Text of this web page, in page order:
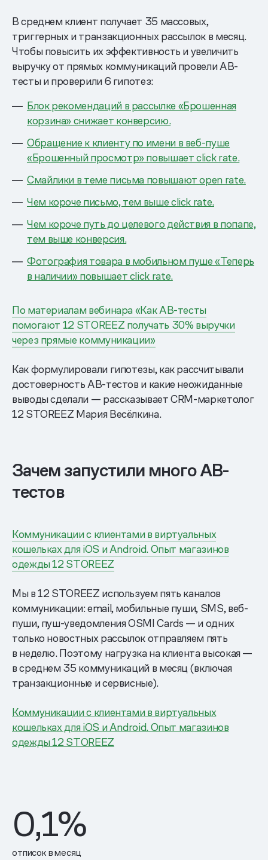
В среднем клиент получает 35 массовых,
триггерных и транзакционных рассылок в месяц.
Чтобы повысить их эффективность и увеличить
выручку от прямых коммуникаций провели AB-
тесты и проверили 6 гипотез:
Блок рекомендаций в рассылке «Брошенная
корзина» снижает конверсию.
Обращение к клиенту по имени в веб-пуше
«Брошенный просмотр» повышает click rate.
Смайлики в теме письма повышают open rate.
Чем короче письмо, тем выше click rate.
Чем короче путь до целевого действия в попапе,
тем выше конверсия.
Фотография товара в мобильном пуше «Теперь
в наличии» повышает click rate.
По материалам вебинара «Как AB-тесты
помогают 12 STOREEZ получать 30% выручки
через прямые коммуникации»
Как формулировали гипотезы, как рассчитывали
достоверность AB-тестов и какие неожиданные
выводы сделали — рассказывает CRM-маркетолог
12 STOREEZ Мария Весёлкина.
Зачем запустили много AB-
тестов
Коммуникации с клиентами в виртуальных
кошельках для iOS и Android. Опыт магазинов
одежды 12 STOREEZ
Мы в 12 STOREEZ используем пять каналов
коммуникации: email, мобильные пуши, SMS, веб-
пуши, пуш-уведомления OSMI Cards — и одних
только новостных рассылок отправляем пять
в неделю. Поэтому нагрузка на клиента высокая —
в среднем 35 коммуникаций в месяц (включая
транзакционные и сервисные).
Коммуникации с клиентами в виртуальных
кошельках для iOS и Android. Опыт магазинов
одежды 12 STOREEZ
0,1%
отписок в месяц